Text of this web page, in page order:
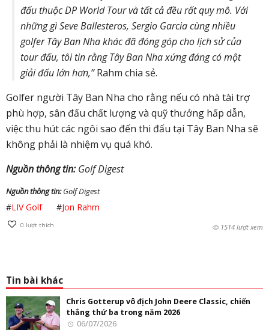
đấu thuộc DP World Tour và tất cả đều rất quy mô. Với
những gì Seve Ballesteros, Sergio Garcia cùng nhiều
golfer Tây Ban Nha khác đã đóng góp cho lịch sử của
tour đấu, tôi tin rằng Tây Ban Nha xứng đáng có một
giải đấu lớn hơn,”Rahm chia sẻ.
Golfer người Tây Ban Nha cho rằng nếu có nhà tài trợ
phù hợp, sân đấu chất lượng và quỹ thưởng hấp dẫn,
việc thu hút các ngôi sao đến thi đấu tại Tây Ban Nha sẽ
không phải là nhiệm vụ quá khó.
Nguồn thông tin:Golf Digest
Nguồn thông tin:Golf Digest
#LIV Golf #Jon Rahm
0 lượt thích 1514 lượt xem
Tin bài khác
Chris Gotterup vô địch John Deere Classic, chiến
thắng thứ ba trong năm 2026
06/07/2026